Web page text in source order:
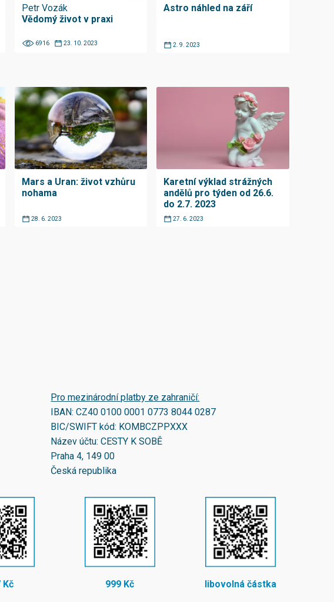
Petr Vozák
Vědomý život v praxi
6916 23. 10. 2023
Astro náhled na září
2. 9. 2023
Mars a Uran: život vzhůru
nohama
28. 6. 2023
Karetní výklad strážných
andělů pro týden od 26.6.
do 2.7. 2023
27. 6. 2023
Pro mezinárodní platby ze zahraničí:
IBAN:CZ40 0100 0001 0773 8044 0287
BIC/SWIFT kód: KOMBCZPPXXX
Název účtu: CESTY K SOBĚ
Praha 4, 149 00
Česká republika
Kč 999 Kč libovolná částka